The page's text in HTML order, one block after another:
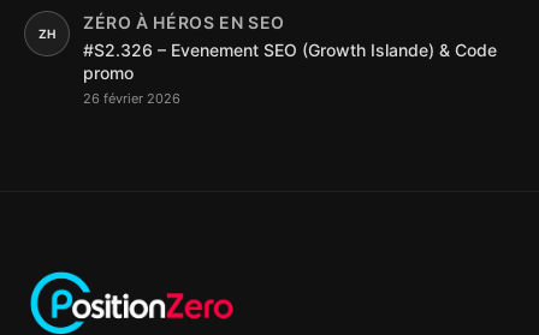
ZH
ZÉRO À HÉROS EN SEO
#S2.326 – Evenement SEO (Growth Islande) & Code
promo
26 février 2026